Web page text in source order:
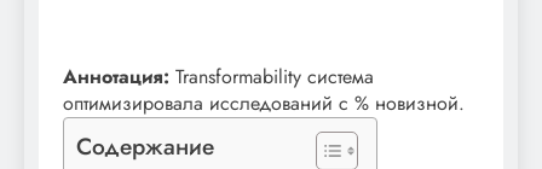
Аннотация: Transformability система
оптимизировала исследований с % новизной.
Содержание